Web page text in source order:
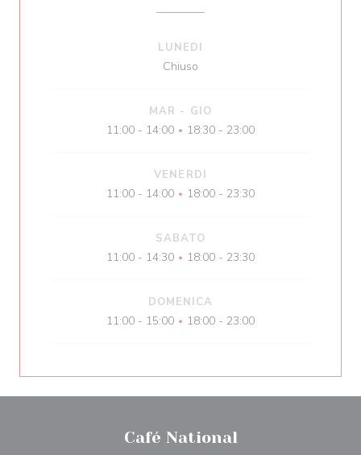
LUNEDI
Chiuso
MAR - GIO
11:00 - 14:00 • 18:30 - 23:00
VENERDI
11:00 - 14:00 • 18:00 - 23:30
SABATO
11:00 - 14:30 • 18:00 - 23:30
DOMENICA
11:00 - 15:00 • 18:00 - 23:00
Café National